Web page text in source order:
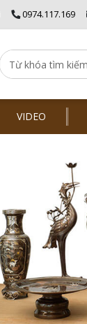
0974.117.169
VIDEO